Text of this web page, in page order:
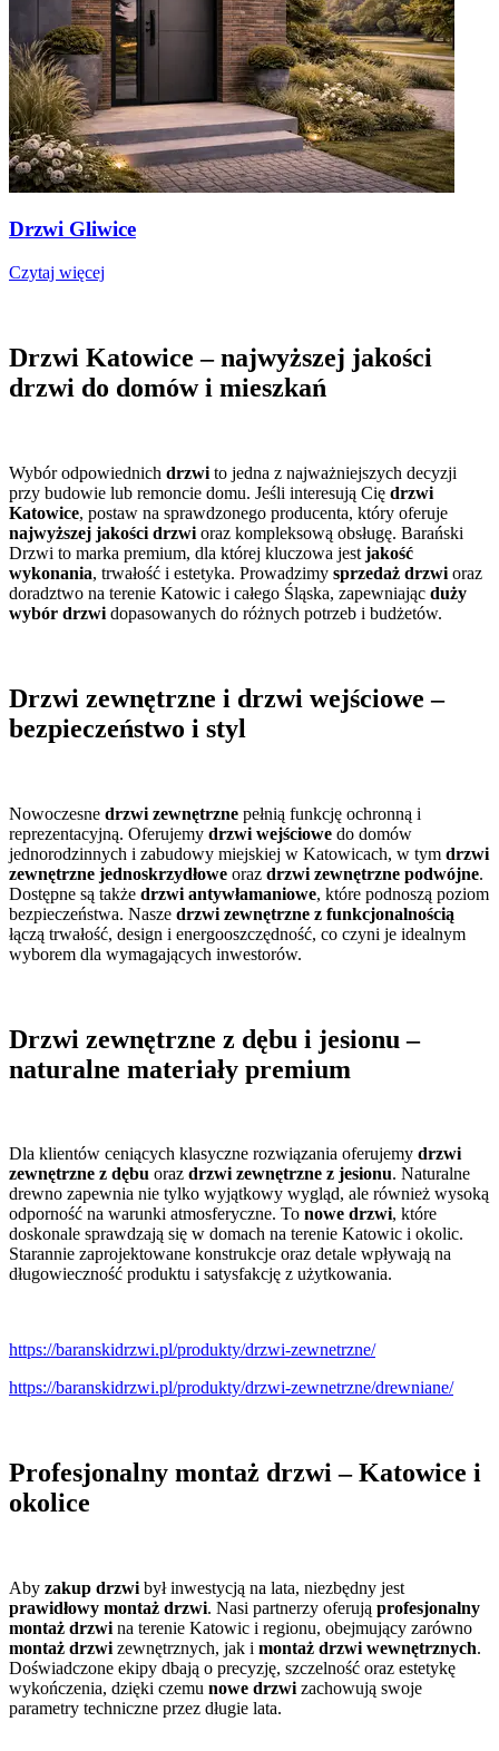
Drzwi Gliwice
Czytaj więcej
Drzwi Katowice – najwyższej jakości
drzwi do domów i mieszkań
Wybór odpowiednich drzwi to jedna z najważniejszych decyzji
przy budowie lub remoncie domu. Jeśli interesują Cię drzwi
Katowice, postaw na sprawdzonego producenta, który oferuje
najwyższej jakości drzwi oraz kompleksową obsługę. Barański
Drzwi to marka premium, dla której kluczowa jest jakość
wykonania, trwałość i estetyka. Prowadzimy sprzedaż drzwi oraz
doradztwo na terenie Katowic i całego Śląska, zapewniając duży
wybór drzwi dopasowanych do różnych potrzeb i budżetów.
Drzwi zewnętrzne i drzwi wejściowe –
bezpieczeństwo i styl
Nowoczesne drzwi zewnętrzne pełnią funkcję ochronną i
reprezentacyjną. Oferujemy drzwi wejściowe do domów
jednorodzinnych i zabudowy miejskiej w Katowicach, w tym drzwi
zewnętrzne jednoskrzydłowe oraz drzwi zewnętrzne podwójne.
Dostępne są także drzwi antywłamaniowe, które podnoszą poziom
bezpieczeństwa. Nasze drzwi zewnętrzne z funkcjonalnością
łączą trwałość, design i energooszczędność, co czyni je idealnym
wyborem dla wymagających inwestorów.
Drzwi zewnętrzne z dębu i jesionu –
naturalne materiały premium
Dla klientów ceniących klasyczne rozwiązania oferujemy drzwi
zewnętrzne z dębu oraz drzwi zewnętrzne z jesionu. Naturalne
drewno zapewnia nie tylko wyjątkowy wygląd, ale również wysoką
odporność na warunki atmosferyczne. To nowe drzwi, które
doskonale sprawdzają się w domach na terenie Katowic i okolic.
Starannie zaprojektowane konstrukcje oraz detale wpływają na
długowieczność produktu i satysfakcję z użytkowania.
https://baranskidrzwi.pl/produkty/drzwi-zewnetrzne/
https://baranskidrzwi.pl/produkty/drzwi-zewnetrzne/drewniane/
Profesjonalny montaż drzwi – Katowice i
okolice
Aby zakup drzwi był inwestycją na lata, niezbędny jest
prawidłowy montaż drzwi. Nasi partnerzy oferują profesjonalny
montaż drzwi na terenie Katowic i regionu, obejmujący zarówno
montaż drzwi zewnętrznych, jak i montaż drzwi wewnętrznych.
Doświadczone ekipy dbają o precyzję, szczelność oraz estetykę
wykończenia, dzięki czemu nowe drzwi zachowują swoje
parametry techniczne przez długie lata.